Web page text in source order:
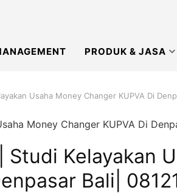
PRODUK & JASA
Usaha Money Changer KUPVA Di
Studi Kelayakan
Bali|